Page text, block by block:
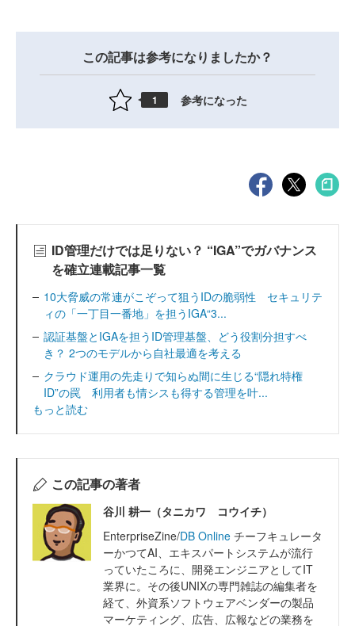
この記事は参考になりましたか？
1 参考になった
ID管理だけでは足りない？ “IGA”でガバナンス
を確立連載記事一覧
10大脅威の常連がこぞって狙うIDの脆弱性 セキュリテ
ィの「一丁目一番地」を担うIGA“3...
認証基盤とIGAを担うID管理基盤、どう役割分担すべ
き？ 2つのモデルから自社最適を考える
クラウド運用の先走りで知らぬ間に生じる“隠れ特権
ID”の罠 利用者も情シスも得する管理を叶...
もっと読む
この記事の著者
谷川 耕一（タニカワ コウイチ）
EnterpriseZine/DB Online チーフキュレータ
ーかつてAI、エキスパートシステムが流行
っていたころに、開発エンジニアとしてIT
業界に。その後UNIXの専門雑誌の編集者を
経て、外資系ソフトウェアベンダーの製品
マーケティング、広告、広報などの業務を